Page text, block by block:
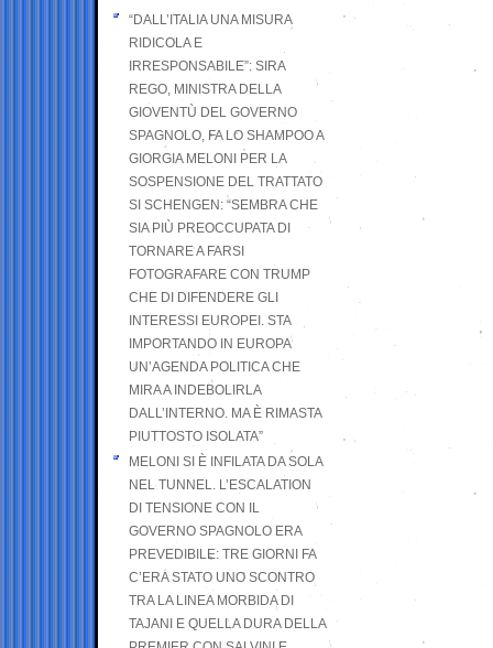
“DALL’ITALIA UNA MISURA
RIDICOLA E
IRRESPONSABILE”: SIRA
REGO, MINISTRA DELLA
GIOVENTÙ DEL GOVERNO
SPAGNOLO, FA LO SHAMPOO A
GIORGIA MELONI PER LA
SOSPENSIONE DEL TRATTATO
SI SCHENGEN: “SEMBRA CHE
SIA PIÙ PREOCCUPATA DI
TORNARE A FARSI
FOTOGRAFARE CON TRUMP
CHE DI DIFENDERE GLI
INTERESSI EUROPEI. STA
IMPORTANDO IN EUROPA
UN’AGENDA POLITICA CHE
MIRA A INDEBOLIRLA
DALL’INTERNO. MA È RIMASTA
PIUTTOSTO ISOLATA”
MELONI SI È INFILATA DA SOLA
NEL TUNNEL. L’ESCALATION
DI TENSIONE CON IL
GOVERNO SPAGNOLO ERA
PREVEDIBILE: TRE GIORNI FA
C’ERA STATO UNO SCONTRO
TRA LA LINEA MORBIDA DI
TAJANI E QUELLA DURA DELLA